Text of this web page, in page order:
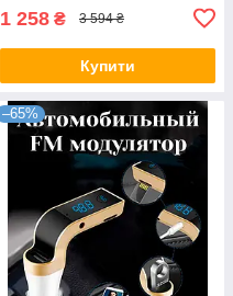
1 258 ₴ 3 594 ₴
Купити
–65%